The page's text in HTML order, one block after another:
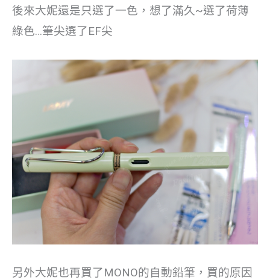
後來大妮還是只選了一色，想了滿久~選了荷薄
綠色…筆尖選了EF尖
另外大妮也再買了MONO的自動鉛筆，買的原因